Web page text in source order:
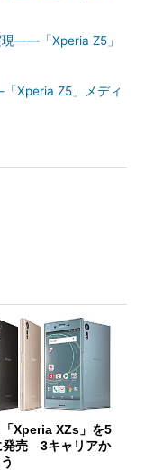
現――「Xperia Z5」
Xperia Z5」メディ
「Xperia XZs」を5
発売 3キャリアか